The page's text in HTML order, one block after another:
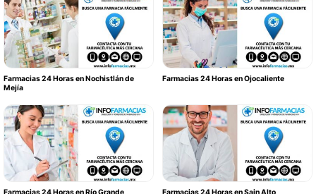
Farmacias 24 Horas en Nochistlán de
Mejía
Farmacias 24 Horas en Ojocaliente
Farmacias 24 Horas en Río Grande Farmacias 24 Horas en Sain Alto